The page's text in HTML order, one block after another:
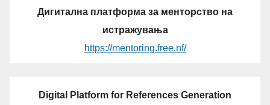
Дигитална платформа за менторство на
истражувања
https://mentoring.free.nf/
Digital Platform for References Generation